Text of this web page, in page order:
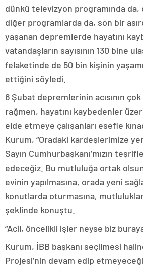
dünkü televizyon programında da,
diğer programlarda da, son bir
yaşanan depremlerde hayatını
vatandaşların sayısının 130 bine
felaketinde de 50 bin kişinin
ettiğini söyledi.
6 Şubat depremlerinin acısının
rağmen, hayatını kaybedenler
elde etmeye çalışanları esefle
Kurum, “Oradaki kardeşlerimize
Sayın Cumhurbaşkanı’mızın
edeceğiz. Bu mutluluğa ortak
evinin yapılmasına, orada yeni
konutlarda oturmasına,
şeklinde konuştu.
“Acil, öncelikli işler neyse biz
Kurum, İBB başkanı seçilmesi
Projesi’nin devam edip